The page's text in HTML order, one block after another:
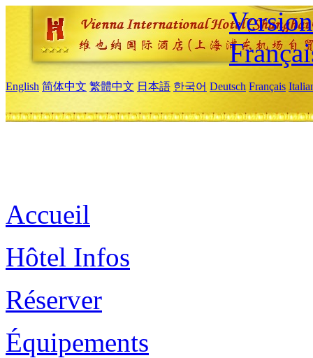
English 简体中文 繁體中文 日本語 한국어 Deutsch Français
Accueil
Hôtel Infos
Réserver
Équipements